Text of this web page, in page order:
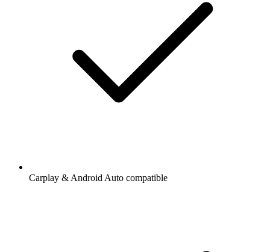
Carplay & Android Auto compatible